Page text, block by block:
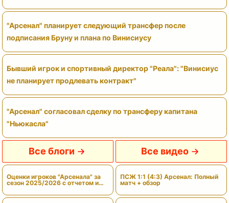
"Арсенал" планирует следующий трансфер после
подписания Бруну и плана по Винисиусу
Бывший игрок и спортивный директор "Реала": "Винисиус
не планирует продлевать контракт"
"Арсенал" согласовал сделку по трансферу капитана
"Ньюкасла"
Все блоги
Оценки игроков "Арсенала" за
сезон 2025/2026 с отчетом и
Все видео
ПСЖ 1:1 (4:3) Арсенал: Полный
матч + обзор